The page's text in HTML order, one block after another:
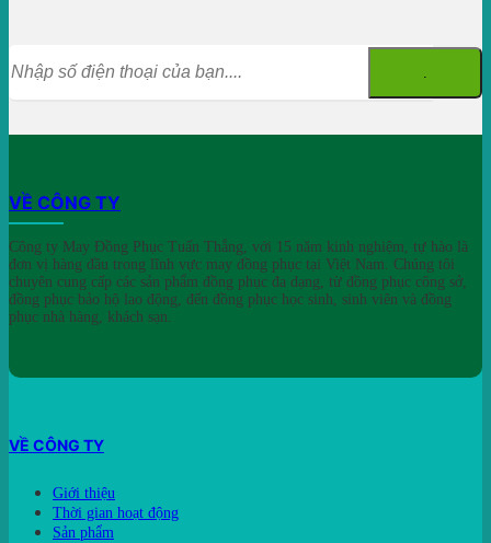
VỀ CÔNG TY
Công ty May Đồng Phục Tuấn Thắng, với 15 năm kinh nghiệm, tự hào là
đơn vị hàng đầu trong lĩnh vực may đồng phục tại Việt Nam. Chúng tôi
chuyên cung cấp các sản phẩm đồng phục đa dạng, từ đồng phục công sở,
đồng phục bảo hộ lao động, đến đồng phục học sinh, sinh viên và đồng
phục nhà hàng, khách sạn.
VỀ CÔNG TY
Giới thiệu
Thời gian hoạt động
Sản phẩm